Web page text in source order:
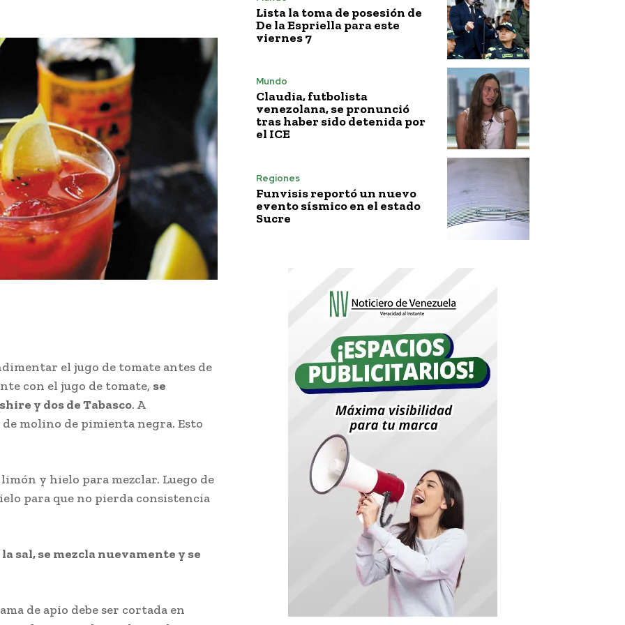
el jugo de tomate antes de
con el jugo de tomate, se
y dos de Tabasco. A
molino de pimienta negra. Esto
y hielo para mezclar. Luego de
para que no pierda consistencia
sal, se mezcla nuevamente y se
de apio debe ser cortada en
Lista la toma de posesión de
De la Espriella para este
viernes 7
Mundo
Claudia, futbolista
venezolana, se pronunció
tras haber sido detenida por
el ICE
Regiones
Funvisis reportó un nuevo
evento sísmico en el estado
Sucre